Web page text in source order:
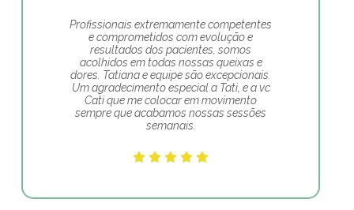
Profissionais extremamente competentes
e comprometidos com evolução e
resultados dos pacientes, somos
acolhidos em todas nossas queixas e
dores. Tatiana e equipe são excepcionais.
Um agradecimento especial a Tati, e a vc
Cati que me colocar em movimento
sempre que acabamos nossas sessões
semanais.